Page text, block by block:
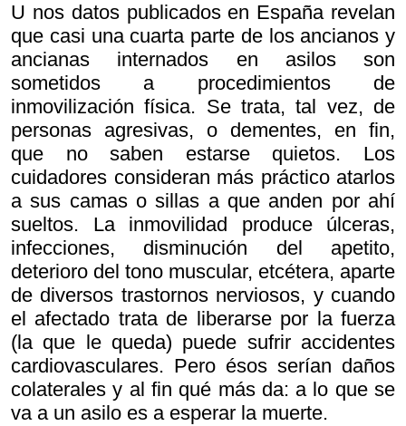
U nos datos publicados en España revelan
que casi una cuarta parte de los ancianos y
ancianas internados en asilos son
sometidos a procedimientos de
inmovilización física. Se trata, tal vez, de
personas agresivas, o dementes, en fin,
que no saben estarse quietos. Los
cuidadores consideran más práctico atarlos
a sus camas o sillas a que anden por ahí
sueltos. La inmovilidad produce úlceras,
infecciones, disminución del apetito,
deterioro del tono muscular, etcétera, aparte
de diversos trastornos nerviosos, y cuando
el afectado trata de liberarse por la fuerza
(la que le queda) puede sufrir accidentes
cardiovasculares. Pero ésos serían daños
colaterales y al fin qué más da: a lo que se
va a un asilo es a esperar la muerte.